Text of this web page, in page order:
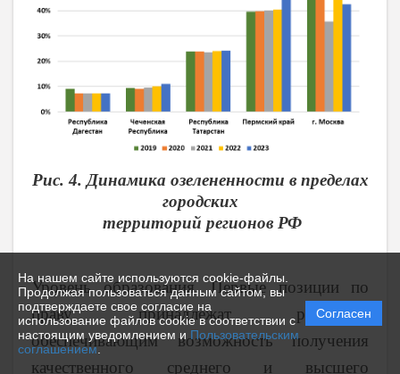
На нашем сайте используются cookie-файлы.
Продолжая пользоваться данным сайтом, вы
подтверждаете свое согласие на
использование файлов cookie в соответствии с
настоящим уведомлением и Пользовательским
соглашением.
Согласен
Рис. 4. Динамика озелененности в пределах
городских
территорий регионов РФ
Уровень образования. Первые позиции по
праву принадлежат регионам,
обеспечивающим возможность получения
качественного среднего и высшего